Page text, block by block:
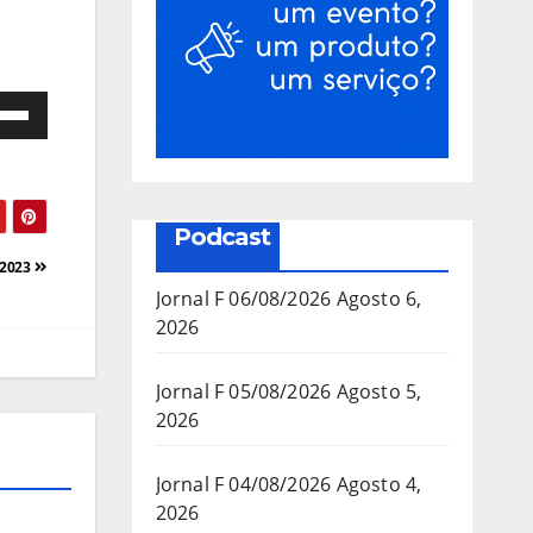
baixo
Podcast
Jornal F 06/08/2026 Agosto 6,
2026
Jornal F 05/08/2026 Agosto 5,
2026
Jornal F 04/08/2026 Agosto 4,
2026